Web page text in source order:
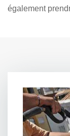
également